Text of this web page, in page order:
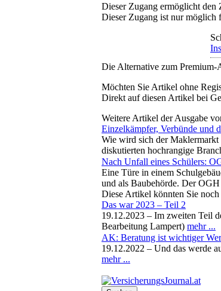
Dieser Zugang ermöglicht den
Dieser Zugang ist nur möglich
Die Alternative zum Premium-
Möchten Sie Artikel ohne
Direkt auf diesen Artikel bei
Weitere Artikel der Ausgabe
Einzelkämpfer, Verbünde und
Wie wird sich der Maklermarkt
diskutierten hochrangige
Nach Unfall eines Schülers:
Eine Türe in einem
und als Baubehörde. Der
Diese Artikel könnten Sie noch
Das war 2023 – Teil 2
19.12.2023 – Im zweiten Teil
Bearbeitung Lampert) mehr ...
AK: Beratung ist wichtiger
19.12.2022 – Und das werde
mehr ...